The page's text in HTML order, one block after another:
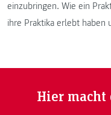
einzubringen. Wie ein
ihre Praktika erlebt haben
Hier macht